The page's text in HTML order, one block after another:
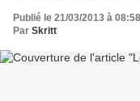
Publié le 21/03/2013 à 08:58
Par Skritt